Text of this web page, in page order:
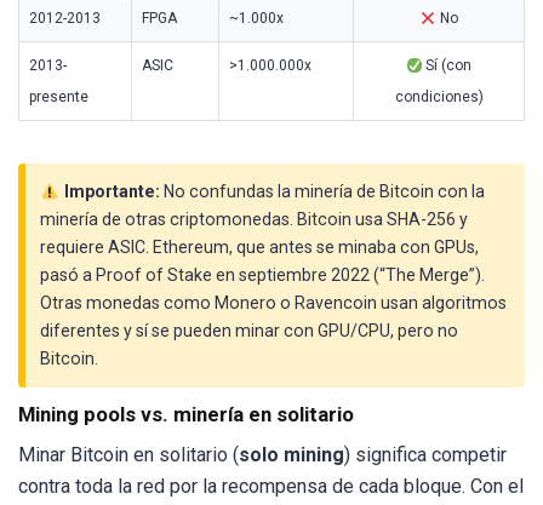
2012-2013 FPGA ~1.000x No
2013-
presente
ASIC >1.000.000x
Sí (con
condiciones)
Importante: No confundas la minería de Bitcoin con la
minería de otras criptomonedas. Bitcoin usa SHA-256 y
requiere ASIC. Ethereum, que antes se minaba con GPUs,
pasó a Proof of Stake en septiembre 2022 (“The Merge”).
Otras monedas como Monero o Ravencoin usan algoritmos
diferentes y sí se pueden minar con GPU/CPU, pero no
Bitcoin.
Mining pools vs. minería en solitario
Minar Bitcoin en solitario (solo mining) significa competir
contra toda la red por la recompensa de cada bloque. Con el